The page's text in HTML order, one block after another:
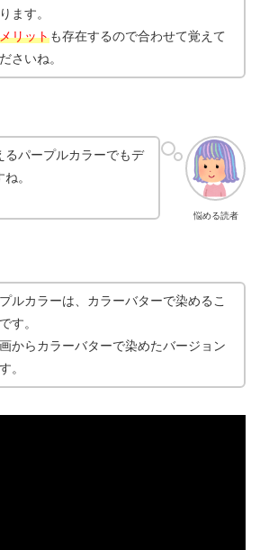
ます。
リットも存在するので合わせて覚えて
さいね。
悩める読者
るパープルカラーでもデ
。
ルカラーは、カラーバターで染めるこ
す。
からカラーバターで染めたバージョン
。